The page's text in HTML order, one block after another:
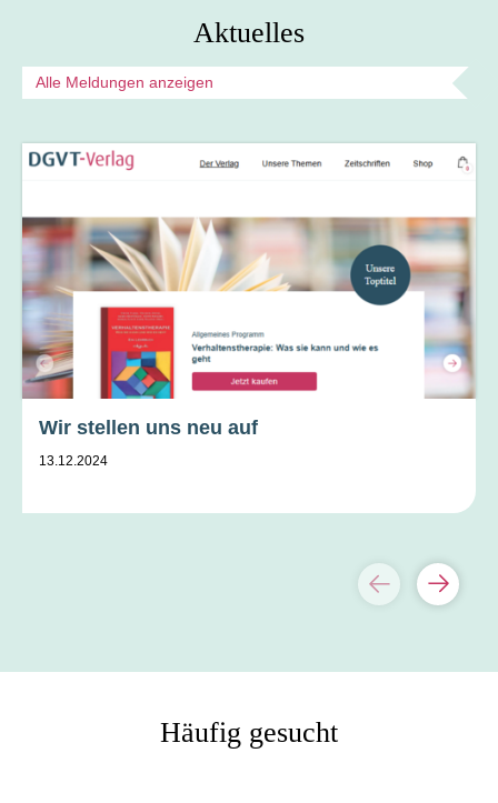
Aktuelles
Alle Meldungen anzeigen
Wir stellen uns neu auf
13.12.2024
Häufig gesucht